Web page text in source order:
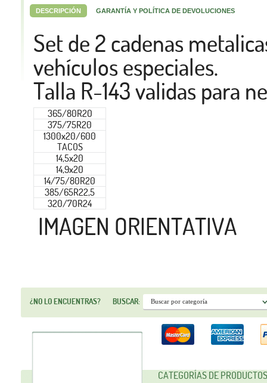
DESCRIPCIÓN GARANTÍA Y POLÍTICA DE DEVOLUCIONES
Set de 2 cadenas
vehículos especiales.
Talla R-143 validas para
365/80R20
375/75R20
1300x20/600
TACOS
14,5x20
14,9x20
14/75/80R20
385/65R22,5
320/70R24
IMAGEN ORIENTATIVA
¿NO LO ENCUENTRAS? BUSCAR:
CATEGORÍAS DE PRODUCTOS